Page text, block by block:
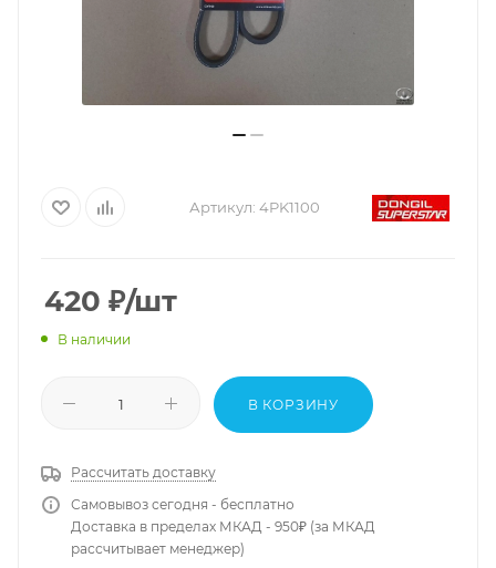
Артикул: 4PK1100
420 ₽/шт
В наличии
В КОРЗИНУ
Рассчитать доставку
Самовывоз сегодня - бесплатно
Доставка в пределах МКАД - 950₽ (за МКАД
рассчитывает менеджер)